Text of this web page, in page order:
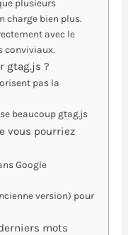
plusieurs
charge bien plus.
avec le
conviviaux.
gtag.js ?
pas la
beaucoup gtag.js
vous pourriez
Google
version) pour
mots